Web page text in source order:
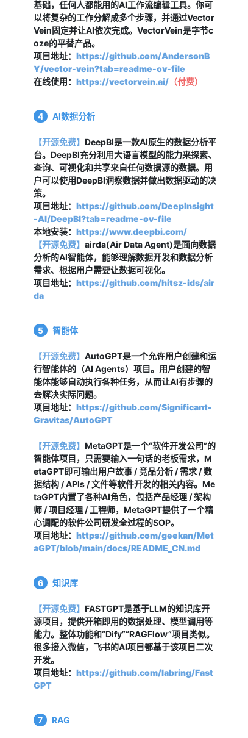
基础，任何人都能用的AI工作流编辑工具。你可
以将复杂的工作分解成多个步骤，并通过Vector
Vein固定并让AI依次完成。VectorVein是字节c
oze的平替产品。
项目地址： https://github.com/AndersonB
Y/vector-vein?tab=readme-ov-file
在线使用： https://vectorvein.ai/ （付费）
4 AI数据分析
【开源免费】 DeepBI是一款AI原生的数据分析平
台。DeepBI充分利用大语言模型的能力来探索、
查询、可视化和共享来自任何数据源的数据。用
户可以使用DeepBI洞察数据并做出数据驱动的决
策。
项目地址： https://github.com/DeepInsight
-AI/DeepBI?tab=readme-ov-file
本地安装： https://www.deepbi.com/
【开源免费】 airda(Air Data Agent)是面向数据
分析的AI智能体，能够理解数据开发和数据分析
需求、根据用户需要让数据可视化。
项目地址： https://github.com/hitsz-ids/air
da
5 智能体
【开源免费】 AutoGPT是一个允许用户创建和运
行智能体的（AI Agents）项目。用户创建的智
能体能够自动执行各种任务，从而让AI有步骤的
去解决实际问题。
项目地址： https://github.com/Significant-
Gravitas/AutoGPT
【开源免费】 MetaGPT是一个“软件开发公司”的
智能体项目，只需要输入一句话的老板需求，M
etaGPT即可输出用户故事 / 竞品分析 / 需求 / 数
据结构 / APIs / 文件等软件开发的相关内容。Me
taGPT内置了各种AI角色，包括产品经理 / 架构
师 / 项目经理 / 工程师，MetaGPT提供了一个精
心调配的软件公司研发全过程的SOP。
项目地址： https://github.com/geekan/Met
aGPT/blob/main/docs/README_CN.md
6 知识库
【开源免费】 FASTGPT是基于LLM的知识库开
源项目，提供开箱即用的数据处理、模型调用等
能力。整体功能和“Dify”“RAGFlow”项目类似。
很多接入微信，飞书的AI项目都基于该项目二次
开发。
项目地址： https://github.com/labring/Fast
GPT
7 RAG